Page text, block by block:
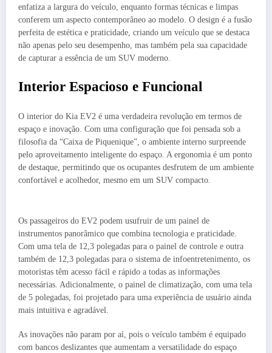
enfatiza a largura do veículo, enquanto formas técnicas e limpas
conferem um aspecto contemporâneo ao modelo. O design é a fusão
perfeita de estética e praticidade, criando um veículo que se destaca
não apenas pelo seu desempenho, mas também pela sua capacidade
de capturar a essência de um SUV moderno.
Interior Espacioso e Funcional
O interior do Kia EV2 é uma verdadeira revolução em termos de
espaço e inovação. Com uma configuração que foi pensada sob a
filosofia da “Caixa de Piquenique”, o ambiente interno surpreende
pelo aproveitamento inteligente do espaço. A ergonomia é um ponto
de destaque, permitindo que os ocupantes desfrutem de um ambiente
confortável e acolhedor, mesmo em um SUV compacto.
Os passageiros do EV2 podem usufruir de um painel de
instrumentos panorâmico que combina tecnologia e praticidade.
Com uma tela de 12,3 polegadas para o painel de controle e outra
também de 12,3 polegadas para o sistema de infoentretenimento, os
motoristas têm acesso fácil e rápido a todas as informações
necessárias. Adicionalmente, o painel de climatização, com uma tela
de 5 polegadas, foi projetado para uma experiência de usuário ainda
mais intuitiva e agradável.
As inovações não param por aí, pois o veículo também é equipado
com bancos deslizantes que aumentam a versatilidade do espaço